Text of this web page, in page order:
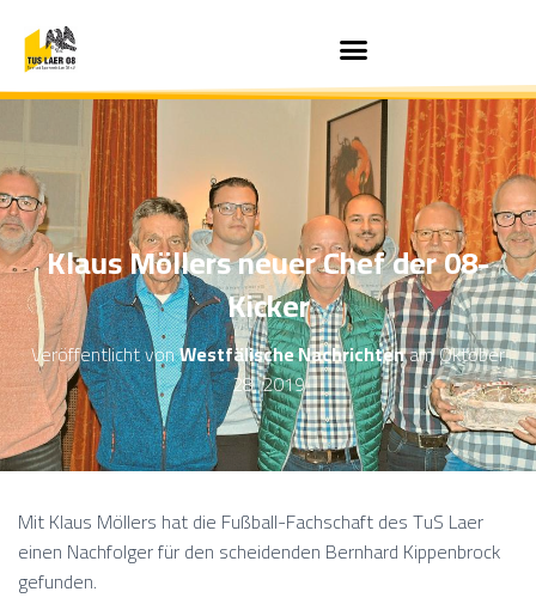
Klaus Möllers neuer Chef der 08-
Kicker
Veröffentlicht vonWestfälische NachrichtenamOktober
28, 2019
Mit Klaus Möllers hat die Fußball-Fachschaft des TuS Laer
einen Nachfolger für den scheidenden Bernhard Kippenbrock
gefunden.